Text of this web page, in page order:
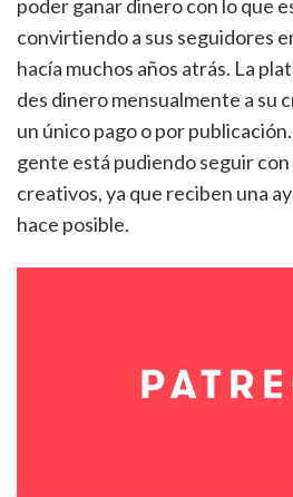
poder ganar dinero con lo que
convirtiendo a sus seguidores
hacía muchos años atrás. La
des dinero mensualmente a su
un único pago o por
gente está pudiendo seguir con
creativos, ya que reciben una
hace posible.